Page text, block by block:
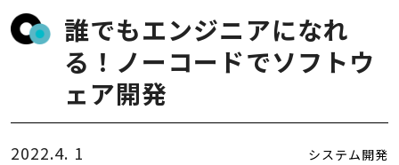
誰でもエンジニアになれ
る！ノーコードでソフトウ
ェア開発
2022.4. 1 システム開発